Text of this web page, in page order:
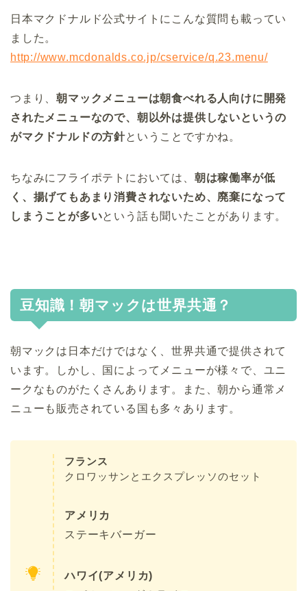
日本マクドナルド公式サイトにこんな質問も載ってい
ました。
http://www.mcdonalds.co.jp/cservice/q.23.menu/
つまり、朝マックメニューは朝食べれる人向けに開発
されたメニューなので、朝以外は提供しないというの
がマクドナルドの方針ということですかね。
ちなみにフライポテトにおいては、 朝は稼働率が低
く、揚げてもあまり消費されないため、廃棄になって
しまうことが多いという話も聞いたことがあります。
豆知識！朝マックは世界共通？
朝マックは日本だけではなく、世界共通で提供されて
います。しかし、国によってメニューが様々で、ユニ
ークなものがたくさんあります。また、朝から通常メ
ニューも販売されている国も多々あります。
フランス
クロワッサンとエクスプレッソのセット
アメリカ
ステーキバーガー
ハワイ(アメリカ)